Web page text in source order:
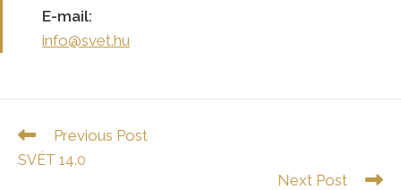
E-mail:
info@svet.hu
Read
more
articles
Previous Post
SVÉT 14.0
Next Post